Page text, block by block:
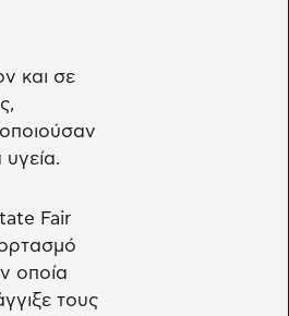
και σε
Fair
οποία
τους